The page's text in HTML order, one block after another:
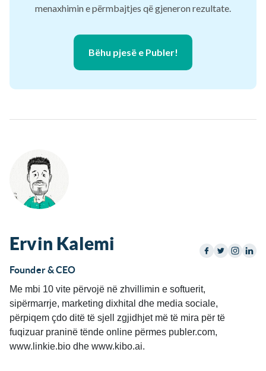
menaxhimin e përmbajtjes që gjeneron rezultate.
Bëhu pjesë e Publer!
Ervin Kalemi
Founder & CEO
Me mbi 10 vite përvojë në zhvillimin e softuerit,
sipërmarrje, marketing dixhital dhe media sociale,
përpiqem çdo ditë të sjell zgjidhjet më të mira për të
fuqizuar praninë tënde online përmes publer.com,
www.linkie.bio dhe www.kibo.ai.